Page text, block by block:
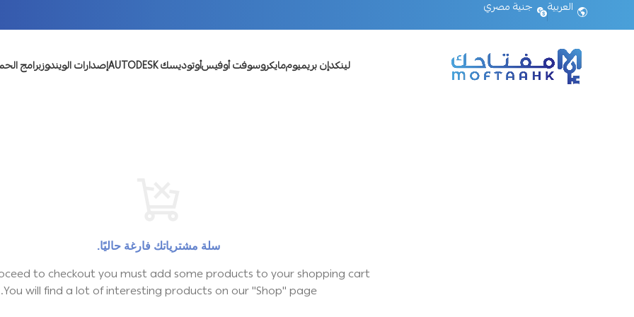
العربية جنية مصري
لينكدإن بريميوممايكروسوفت أوفيسأوتوديسك AUTODESK إصدارات الويندوزبرامج
سلة مشترياتك فارغة حاليًا.
to checkout you must add some products to your shopping cart.
You will find a lot of interesting products on our "Shop" page.